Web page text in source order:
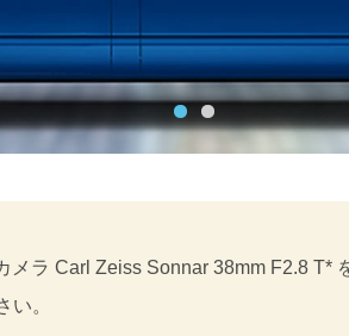
ラ Carl Zeiss Sonnar 38mm F2.8
。